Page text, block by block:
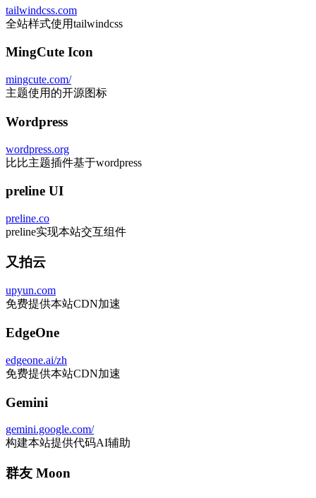
tailwindcss.com
全站样式使用tailwindcss
MingCute Icon
mingcute.com/
主题使用的开源图标
Wordpress
wordpress.org
比比主题插件基于wordpress
preline UI
preline.co
preline实现本站交互组件
又拍云
upyun.com
免费提供本站CDN加速
EdgeOne
edgeone.ai/zh
免费提供本站CDN加速
Gemini
gemini.google.com/
构建本站提供代码AI辅助
群友 Moon